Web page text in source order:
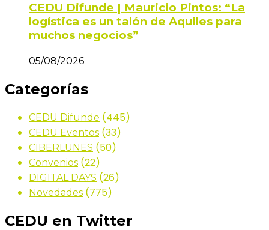
CEDU Difunde | Mauricio Pintos: “La
logística es un talón de Aquiles para
muchos negocios”
05/08/2026
Categorías
CEDU Difunde (445)
CEDU Eventos (33)
CIBERLUNES (50)
Convenios (22)
DIGITAL DAYS (26)
Novedades (775)
CEDU en Twitter